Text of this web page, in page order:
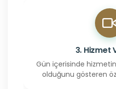
3. Hizmet
Gün içerisinde
olduğunu gösteren